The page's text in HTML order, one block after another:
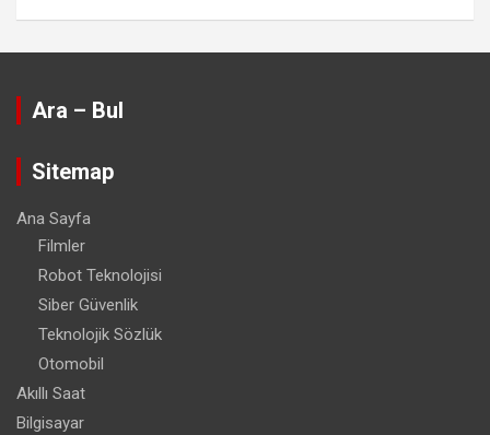
Ara – Bul
Sitemap
Ana Sayfa
Filmler
Robot Teknolojisi
Siber Güvenlik
Teknolojik Sözlük
Otomobil
Akıllı Saat
Bilgisayar